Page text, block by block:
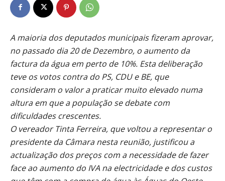
A maioria dos deputados municipais fizeram aprovar,
no passado dia 20 de Dezembro, o aumento da
factura da água em perto de 10%. Esta deliberação
teve os votos contra do PS, CDU e BE, que
consideram o valor a praticar muito elevado numa
altura em que a população se debate com
dificuldades crescentes.
O vereador Tinta Ferreira, que voltou a representar o
presidente da Câmara nesta reunião, justificou a
actualização dos preços com a necessidade de fazer
face ao aumento do IVA na electricidade e dos custos